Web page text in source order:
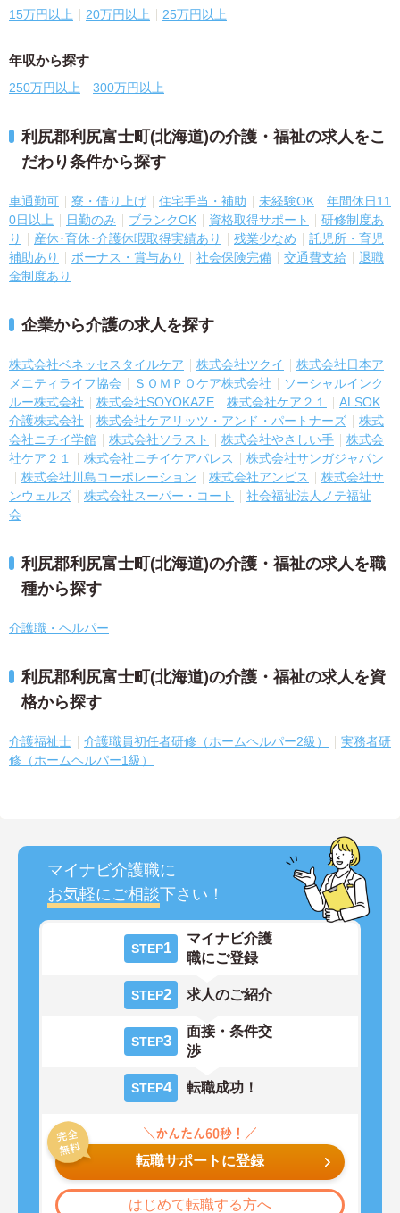
15万円以上 20万円以上 25万円以上
年収から探す
250万円以上 300万円以上
利尻郡利尻富士町(北海道)の介護・福祉の求人をこ
だわり条件から探す
車通勤可 寮・借り上げ 住宅手当・補助 未経験OK
年間休日11
0日以上
日勤のみ ブランクOK 資格取得サポート
研修制度あ
り
産休･育休･介護休暇取得実績あり 残業少なめ
託児所・育児
補助あり
ボーナス・賞与あり 社会保険完備 交通費支給
退職
金制度あり
企業から介護の求人を探す
株式会社ベネッセスタイルケア 株式会社ツクイ
株式会社日本ア
メニティライフ協会
ＳＯＭＰＯケア株式会社
ソーシャルインク
ルー株式会社
株式会社SOYOKAZE 株式会社ケア２１
ALSOK
介護株式会社
株式会社ケアリッツ・アンド・パートナーズ
株式
会社ニチイ学館
株式会社ソラスト 株式会社やさしい手
株式会
社ケア２１
株式会社ニチイケアパレス
株式会社サンガジャパン
株式会社川島コーポレーション
株式会社アンビス
株式会社サ
ンウェルズ
株式会社スーパー・コート
社会福祉法人ノテ福祉
会
利尻郡利尻富士町(北海道)の介護・福祉の求人を職
種から探す
介護職・ヘルパー
利尻郡利尻富士町(北海道)の介護・福祉の求人を資
格から探す
介護福祉士 介護職員初任者研修（ホームヘルパー2級）
実務者研
修（ホームヘルパー1級）
マイナビ介護職に
お気軽にご相談下さい！
STEP1
マイナビ介護
職にご登録
STEP2 求人のご紹介
STEP3
面接・条件交
渉
STEP4 転職成功！
転職サポートに登録
はじめて転職する方へ